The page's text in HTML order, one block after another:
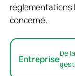
réglementations
concerné.
EntrepriseDe